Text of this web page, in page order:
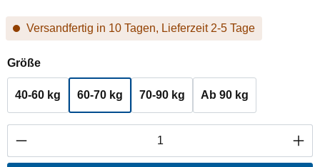
Versandfertig in 10 Tagen, Lieferzeit 2-5 Tage
Größeauswählen
40-60 kg 60-70 kg 70-90 kg Ab 90 kg
Produkt Anzahl: Gib den gewünschten